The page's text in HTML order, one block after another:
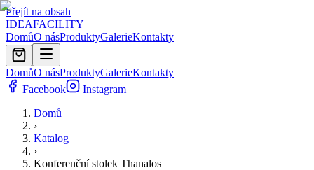
Přejít na obsah
IDEAFACILITY
DomůO násProduktyGalerieKontakty
DomůO násProduktyGalerieKontakty
Facebook
Instagram
Domů
›
Katalog
›
Konferenční stolek Thanalos